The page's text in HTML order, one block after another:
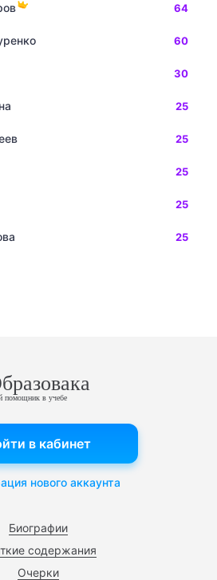
64
60
30
25
25
25
25
25
помощник в учебе
Биографии
содержания
Очерки
в кабинет
нового аккаунта